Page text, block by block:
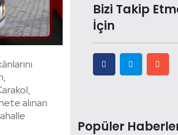
alınan
Bizi Takip
İçin
Popüler